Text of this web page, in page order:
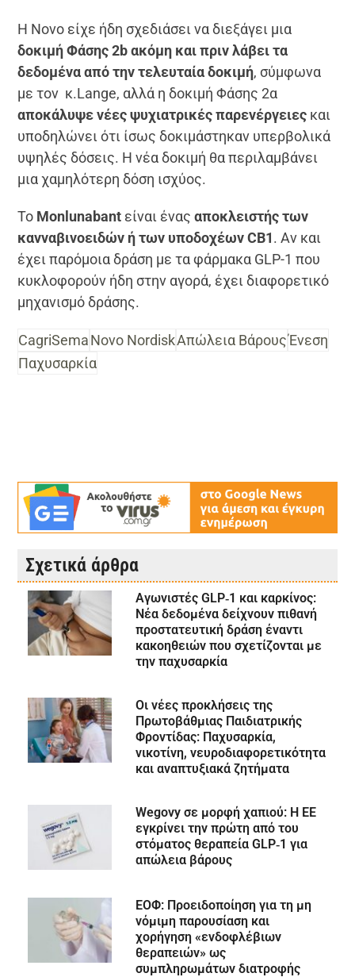
Η Novo είχε ήδη σχεδιάσει να διεξάγει μια
δοκιμή Φάσης 2b ακόμη και πριν λάβει τα
δεδομένα από την τελευταία δοκιμή, σύμφωνα
με τον κ.Lange, αλλά η δοκιμή Φάσης 2α
αποκάλυψε νέες ψυχιατρικές παρενέργειες και
υποδηλώνει ότι ίσως δοκιμάστηκαν υπερβολικά
υψηλές δόσεις. Η νέα δοκιμή θα περιλαμβάνει
μια χαμηλότερη δόση ισχύος.
Το Monlunabant είναι έναςαποκλειστής των
κανναβινοειδών ή των υποδοχέων CB1. Αν και
έχει παρόμοια δράση με τα φάρμακα GLP-1 που
κυκλοφορούν ήδη στην αγορά, έχει διαφορετικό
μηχανισμό δράσης.
CagriSemaNovo NordiskΑπώλεια ΒάρουςΈνεση
Παχυσαρκία
Σχετικά άρθρα
Αγωνιστές GLP‑1 και καρκίνος:
Νέα δεδομένα δείχνουν πιθανή
προστατευτική δράση έναντι
κακοηθειών που σχετίζονται με
την παχυσαρκία
Οι νέες προκλήσεις της
Πρωτοβάθμιας Παιδιατρικής
Φροντίδας: Παχυσαρκία,
νικοτίνη, νευροδιαφορετικότητα
και αναπτυξιακά ζητήματα
Wegovy σε μορφή χαπιού: Η ΕΕ
εγκρίνει την πρώτη από του
στόματος θεραπεία GLP‑1 για
απώλεια βάρους
ΕΟΦ: Προειδοποίηση για τη μη
νόμιμη παρουσίαση και
χορήγηση «ενδοφλέβιων
θεραπειών» ως
συμπληρωμάτων διατροφής